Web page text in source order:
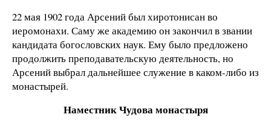
22 мая 1902 года Арсений был хиротонисан во
иеромонахи. Саму же академию он закончил в звании
кандидата богословских наук. Ему было предложено
продолжить преподавательскую деятельность, но
Арсений выбрал дальнейшее служение в каком-либо из
монастырей.
Наместник Чудова монастыря